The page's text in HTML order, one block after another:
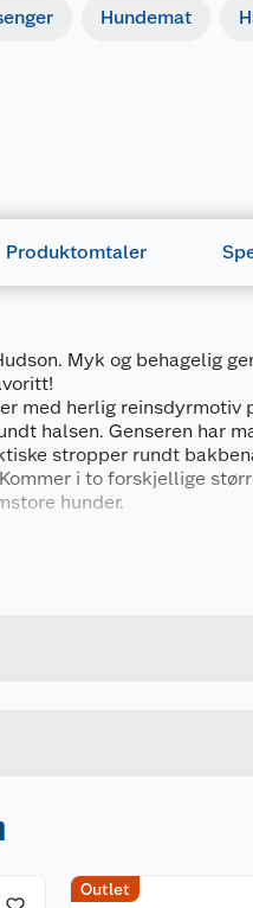
Hundemat
Produktomtaler
Myk og behagelig
med herlig reinsdyrmotiv
halsen. Genseren har
stropper rundt
i to forskjellige
hunder.
over ryggen)
Outlet